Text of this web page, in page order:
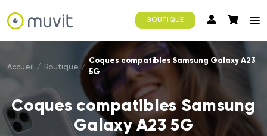
BOUTIQUE
Accueil / Boutique /
Coques compatibles Samsung Galaxy A23
5G
Coques compatibles Samsung
Galaxy A23 5G